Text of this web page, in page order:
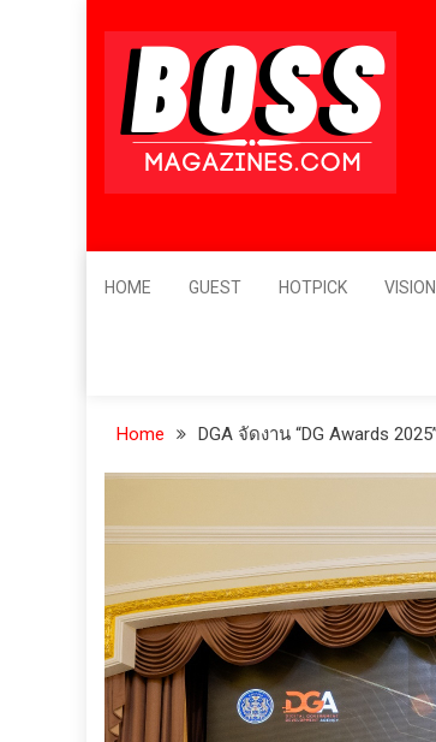
content
Leader's Vision
12 เมนูอาหารเกาหลี ที่ต้องไปจัดเมื่อจอง
ตั๋วเครื่องบินไปเกาหลี
4 ปี ago
HOME GUEST HOTPICK VISION
Home DGA จัดงาน “DG Awards